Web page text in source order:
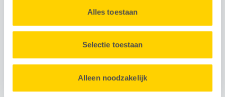
onderaan onze website.
Alles toestaan
Selectie toestaan
Alleen noodzakelijk
inschakelen. Wat moet ik doen?
Hoe meld ik energiefraude zoals een
hennepkwekerij?